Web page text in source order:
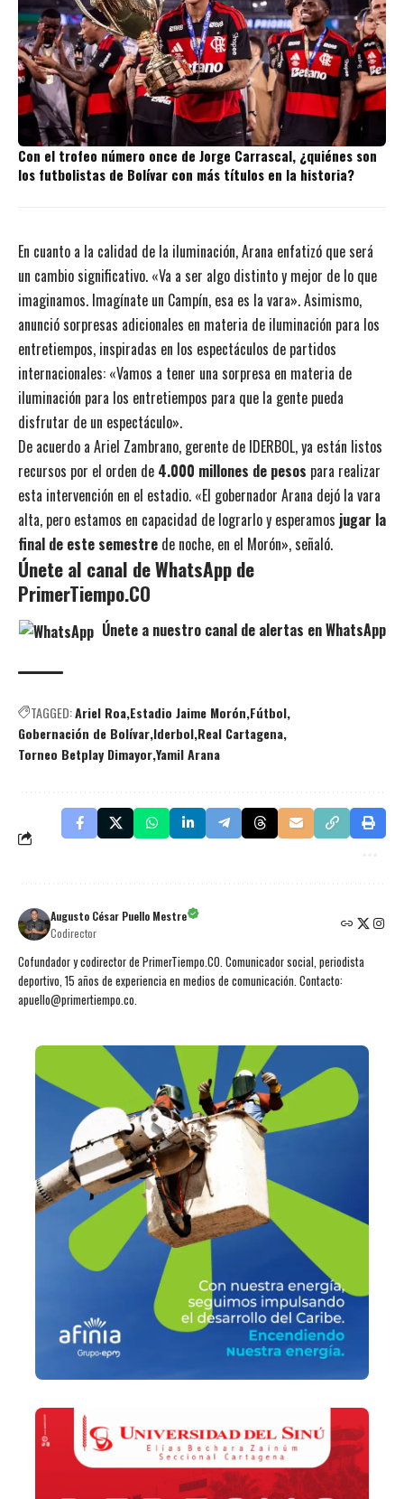
Con el trofeo número once de Jorge Carrascal, ¿quiénes son
los futbolistas de Bolívar con más títulos en la historia?
En cuanto a la calidad de la iluminación, Arana enfatizó que será
un cambio significativo. «Va a ser algo distinto y mejor de lo que
imaginamos. Imagínate un Campín, esa es la vara». Asimismo,
anunció sorpresas adicionales en materia de iluminación para los
entretiempos, inspiradas en los espectáculos de partidos
internacionales: «Vamos a tener una sorpresa en materia de
iluminación para los entretiempos para que la gente pueda
disfrutar de un espectáculo».
De acuerdo a Ariel Zambrano, gerente de IDERBOL, ya están listos
recursos por el orden de 4.000 millones de pesos para realizar
esta intervención en el estadio. «El gobernador Arana dejó la vara
alta, pero estamos en capacidad de lograrlo y esperamos jugar la
final de este semestre de noche, en el Morón», señaló.
Únete al canal de WhatsApp de
PrimerTiempo.CO
Únete a nuestro canal de alertas en WhatsApp
TAGGED:Ariel Roa Estadio Jaime Morón Fútbol
Gobernación de Bolívar Iderbol Real Cartagena
Torneo Betplay DimayorYamil Arana
Augusto César Puello Mestre
Codirector
Cofundador y codirector de PrimerTiempo.CO. Comunicador social, periodista
deportivo, 15 años de experiencia en medios de comunicación. Contacto:
apuello@primertiempo.co.